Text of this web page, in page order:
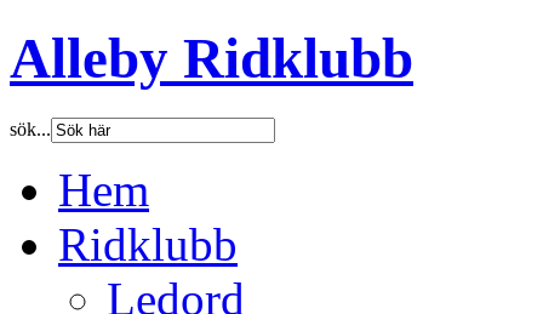
Alleby Ridklubb
sök...
Hem
Ridklubb
Ledord